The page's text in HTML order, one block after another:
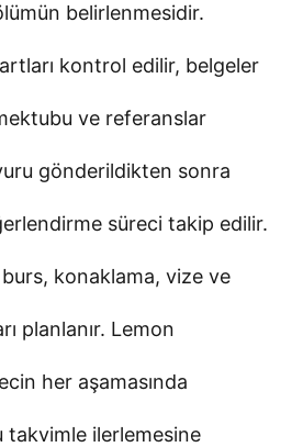
belirlenmesidir.
kontrol edilir, belgeler
ve referanslar
gönderildikten sonra
süreci takip edilir.
konaklama, vize ve
planlanır. Lemon
her aşamasında
ilerlemesine